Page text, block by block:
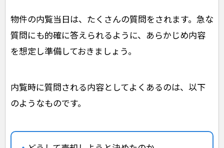
物件の内覧当日は、たくさんの質問をされます。急な
質問にも的確に答えられるように、あらかじめ内容
を想定し準備しておきましょう。
内覧時に質問される内容としてよくあるのは、以下
のようなものです。